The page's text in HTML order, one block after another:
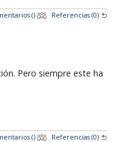
() Referencias (0)
Pero siempre este ha
() Referencias (0)